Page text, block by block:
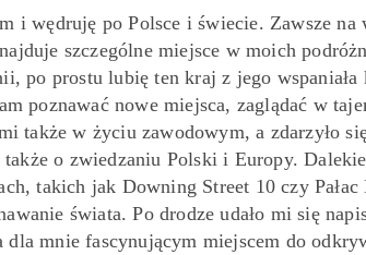
i wędruję po Polsce i świecie. Zawsze na
szczególne miejsce w moich
po prostu lubię ten kraj z jego
poznawać nowe miejsca, zaglądać w
także w życiu zawodowym, a zdarzyło
o zwiedzaniu Polski i Europy.
takich jak Downing Street 10 czy
świata. Po drodze udało mi się
dla mnie fascynującym miejscem do